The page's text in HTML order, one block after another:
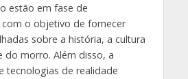
estão em fase de
o objetivo de fornecer
sobre a história, a cultura
do morro. Além disso, a
tecnologias de realidade